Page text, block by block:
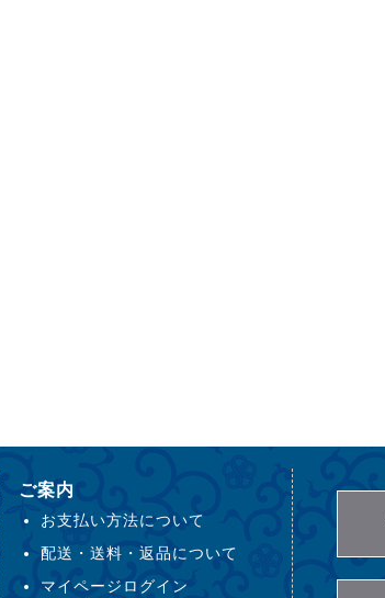
ご案内
お支払い方法について
配送・送料・返品について
マイページログイン